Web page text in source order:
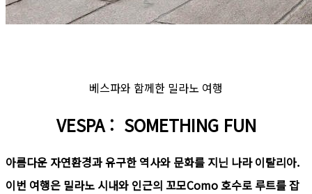
베스파와 함께한 밀라노 여행
VESPA : SOMETHING FUN
아름다운 자연환경과 유구한 역사와 문화를 지닌 나라 이탈리아.
이번 여행은 밀라노 시내와 인근의 꼬모Como 호수로 루트를 잡